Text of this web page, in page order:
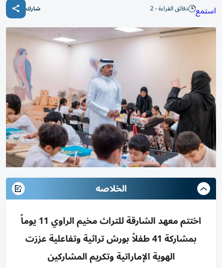
استمع دقائق القراءة - 2 شارك
الخلاصه
اختتم معهد الشارقة للتراث مخيم الراوي 11 يوماً
بمشاركة 41 طفلاً بورش تراثية وتفاعلية عززت
الهوية الإماراتية وتكريم المشاركين